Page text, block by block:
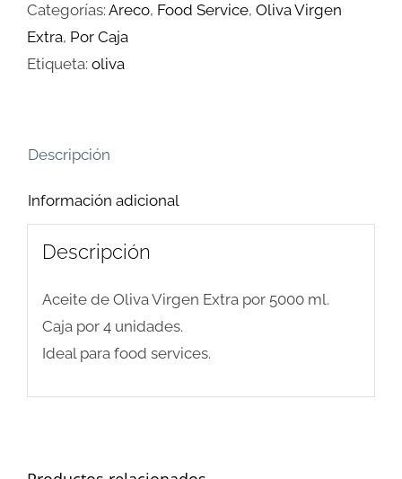
Extra
5000
ml
u.)
Categorías: Areco, Food Service, Oliva Virgen
Extra, Por Caja
Etiqueta: oliva
Descripción
Información adicional
Descripción
Aceite de Oliva Virgen Extra por 5000 ml.
Caja por 4 unidades.
Ideal para food services.